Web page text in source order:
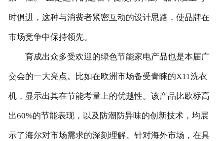
时俱进，这种与消费者紧密互动的设计思路，使品牌在
市场竞争中保持领先。
育成出众多受欢迎的绿色节能家电产品也是本届广
交会的一大亮点。比如在欧洲市场备受青睐的X11洗衣
机，显示出其在节能考量上的优越性。该产品比欧标高
出60%的节能表现，以及防潮防异味的创新技术，均展
示了海尔对市场需求的深刻理解。针对海外市场，在具